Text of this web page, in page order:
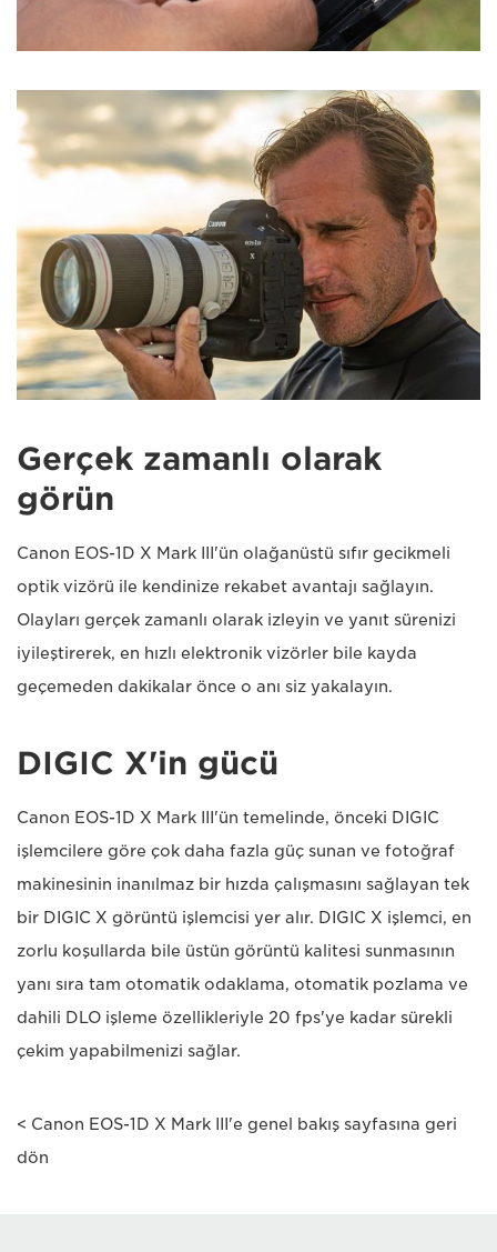
Gerçek zamanlı olarak
görün
Canon EOS-1D X Mark III'ün olağanüstü sıfır gecikmeli
optik vizörü ile kendinize rekabet avantajı sağlayın.
Olayları gerçek zamanlı olarak izleyin ve yanıt sürenizi
iyileştirerek, en hızlı elektronik vizörler bile kayda
geçemeden dakikalar önce o anı siz yakalayın.
DIGIC X'in gücü
Canon EOS-1D X Mark III'ün temelinde, önceki DIGIC
işlemcilere göre çok daha fazla güç sunan ve fotoğraf
makinesinin inanılmaz bir hızda çalışmasını sağlayan tek
bir DIGIC X görüntü işlemcisi yer alır. DIGIC X işlemci, en
zorlu koşullarda bile üstün görüntü kalitesi sunmasının
yanı sıra tam otomatik odaklama, otomatik pozlama ve
dahili DLO işleme özellikleriyle 20 fps'ye kadar sürekli
çekim yapabilmenizi sağlar.
< Canon EOS-1D X Mark III'e genel bakış sayfasına geri
dön